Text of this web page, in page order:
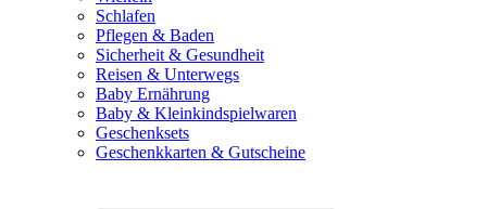
Schlafen
Pflegen & Baden
Sicherheit & Gesundheit
Reisen & Unterwegs
Baby Ernährung
Baby & Kleinkindspielwaren
Geschenksets
Geschenkkarten & Gutscheine